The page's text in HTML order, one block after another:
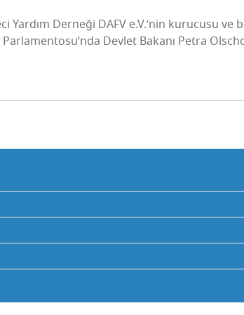
Der­ne­ği DAFV e.V.‘nin kuru­cu­su ve
Dev­let Baka­nı Pet­ra